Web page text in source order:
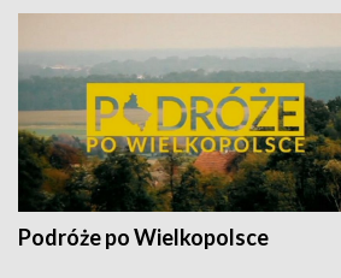
Podróże po Wielkopolsce